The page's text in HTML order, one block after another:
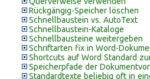
Rückgängig-Speicher löschen
Schnellbaustein vs. AutoText
Schnellbaustein-Kataloge
Schnellbausteine weitergeben
Schriftarten fix in Word-
Shortcuts auf Word Standard
Speicherpfade der
Standardtexte beliebig oft in